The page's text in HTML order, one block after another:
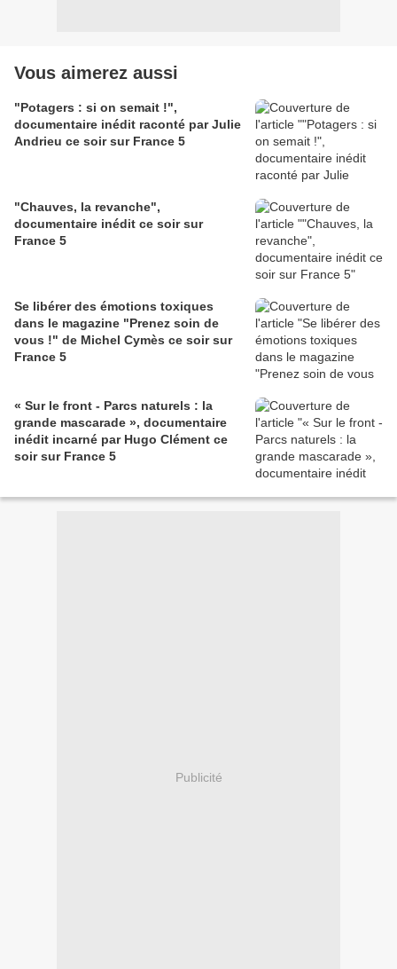
Vous aimerez aussi
"Potagers : si on semait !",
documentaire inédit raconté par Julie
Andrieu ce soir sur France 5
"Chauves, la revanche",
documentaire inédit ce soir sur
France 5
Se libérer des émotions toxiques
dans le magazine "Prenez soin de
vous !" de Michel Cymès ce soir sur
France 5
« Sur le front - Parcs naturels : la
grande mascarade », documentaire
inédit incarné par Hugo Clément ce
soir sur France 5
Publicité